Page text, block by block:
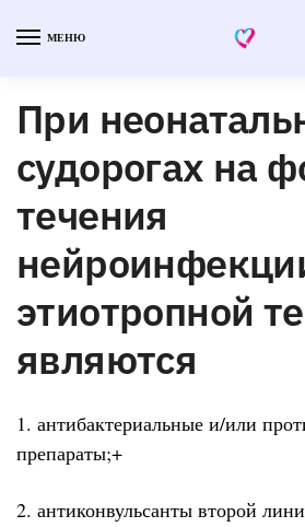
МЕНЮ
При
судорогах на
течения
этиотропной
являются
1. антибактериальные и/или
препараты;+
2. антиконвульсанты второй